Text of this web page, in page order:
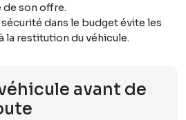
de son offre.
dans le budget évite les
la restitution du véhicule.
avant de